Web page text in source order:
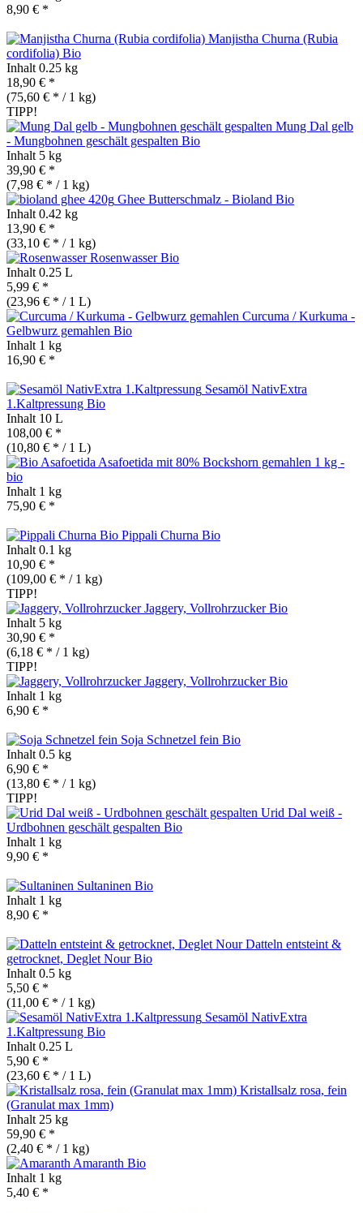
8,90 € *
Manjistha Churna (Rubia
cordifolia) Bio
Inhalt 0.25 kg
18,90 € *
(75,60 € * / 1 kg)
TIPP!
Mung Dal gelb
- Mungbohnen geschält gespalten Bio
Inhalt 5 kg
39,90 € *
(7,98 € * / 1 kg)
Ghee Butterschmalz - Bioland Bio
Inhalt 0.42 kg
13,90 € *
(33,10 € * / 1 kg)
RosenwasserBio
Inhalt 0.25 L
5,99 € *
(23,96 € * / 1 L)
Curcuma / Kurkuma -
Gelbwurz gemahlen Bio
Inhalt 1 kg
16,90 € *
Sesamöl NativExtra
1.Kaltpressung Bio
Inhalt 10 L
108,00 € *
(10,80 € * / 1 L)
Asafoetida mit 80% Bockshorn gemahlen 1 kg -
bio
Inhalt 1 kg
75,90 € *
Pippali Churna Bio
Inhalt 0.1 kg
10,90 € *
(109,00 € * / 1 kg)
TIPP!
Jaggery, VollrohrzuckerBio
Inhalt 5 kg
30,90 € *
(6,18 € * / 1 kg)
TIPP!
Jaggery, VollrohrzuckerBio
Inhalt 1 kg
6,90 € *
Soja Schnetzel fein Bio
Inhalt 0.5 kg
6,90 € *
(13,80 € * / 1 kg)
TIPP!
Urid Dal weiß -
Urdbohnen geschält gespalten Bio
Inhalt 1 kg
9,90 € *
Sultaninen Bio
Inhalt 1 kg
8,90 € *
Datteln entsteint &
getrocknet, Deglet NourBio
Inhalt 0.5 kg
5,50 € *
(11,00 € * / 1 kg)
Sesamöl NativExtra
1.Kaltpressung Bio
Inhalt 0.25 L
5,90 € *
(23,60 € * / 1 L)
Kristallsalz rosa, fein
(Granulat max 1mm)
Inhalt 25 kg
59,90 € *
(2,40 € * / 1 kg)
Amaranth Bio
Inhalt 1 kg
5,40 € *